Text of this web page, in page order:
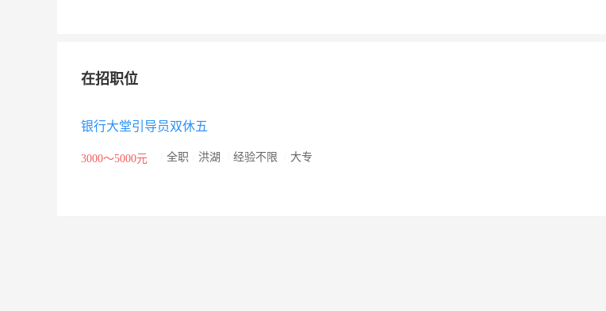
在招职位
银行大堂引导员双休五
3000～5000元 全职 洪湖 经验不限 大专